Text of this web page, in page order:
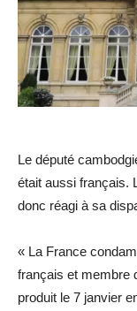
Le député
était aussi français.
donc réagi à sa
« La France
français et membre
produit le 7 janvier